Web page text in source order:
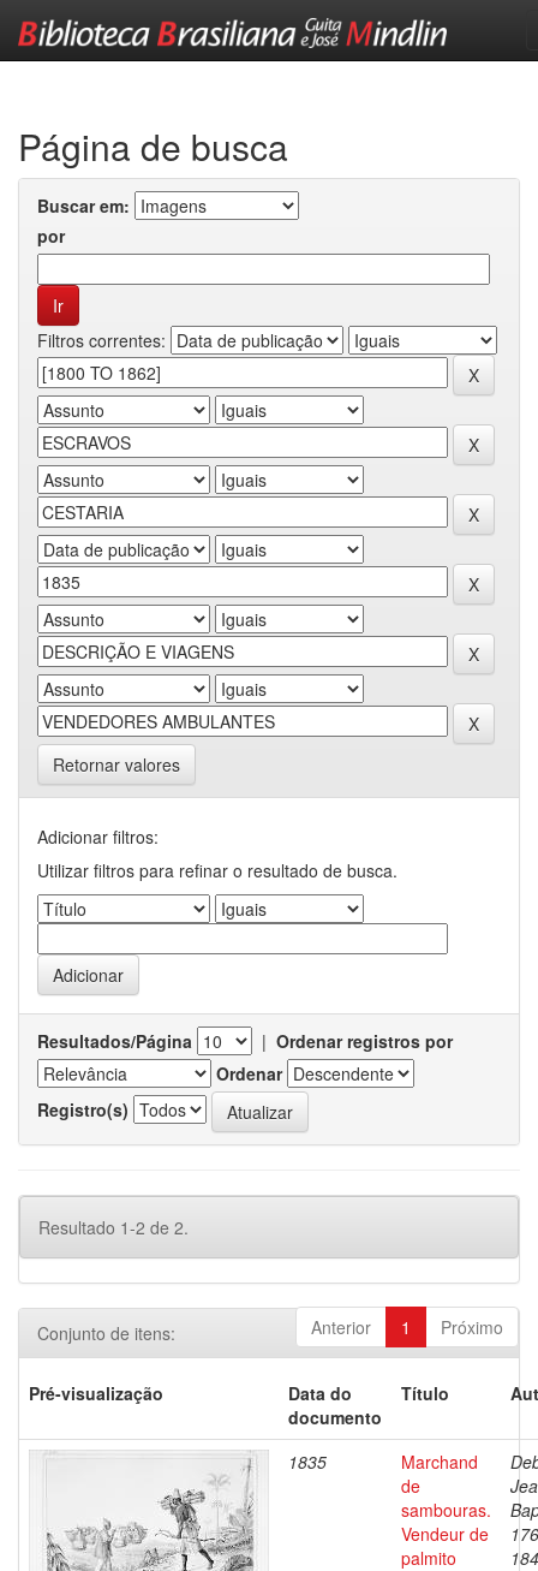
Página de busca
Buscar em:
por
Filtros correntes:
Retornar valores
Adicionar filtros:
Utilizar filtros para refinar o resultado de busca.
Resultados/Página | Ordenar registros por
Ordenar
Registro(s)
Resultado 1-2 de 2.
Anterior 1 Próximo
Conjunto de itens:
Pré-visualização
Data do
documento
Título
1835
Marchand
de
sambouras.
Vendeur de
palmito